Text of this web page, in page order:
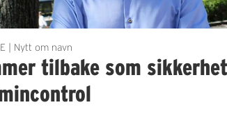
| Nytt om navn
tilbake som